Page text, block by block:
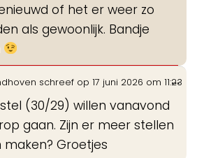
of het er weer zo
als gewoonlijk. Bandje
schreef op 17 juni 2026 om 11:23
(30/29) willen vanavond
gaan. Zijn er meer stellen
maken? Groetjes
...